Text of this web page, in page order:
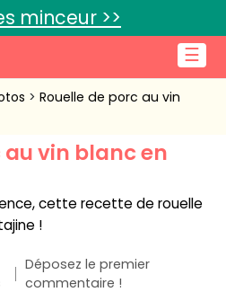
☰
minceur >>
Rouelle de porc au vin
au vin blanc en
cette recette de rouelle
!
Déposez le premier
commentaire !